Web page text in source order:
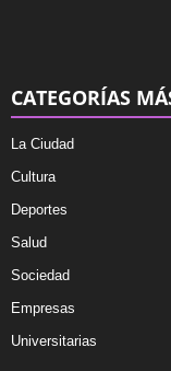
CATEGORÍAS
La Ciudad
Cultura
Deportes
Salud
Sociedad
Empresas
Universitarias